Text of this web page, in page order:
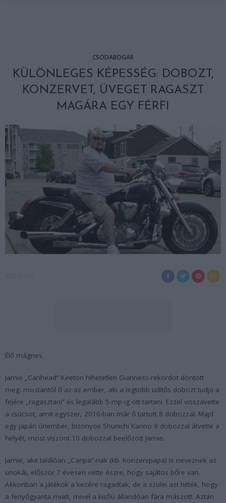
CSODABOGÁR
KÜLÖNLEGES KÉPESSÉG: DOBOZT,
KONZERVET, ÜVEGET RAGASZT
MAGÁRA EGY FÉRFI
Élő mágnes.
Jamie „Canhead” Keeton hihetetlen Guinness-rekordot döntött
meg: mostantól ő az az ember, aki a legtöbb üdítős dobozt tudja a
fejére „ragasztani” és legalább 5 mp-ig ott tartani. Ezzel visszavette
a csúcsot, amit egyszer, 2016-ban már ő tartott 8 dobozzal. Majd
egy japán úriember, bizonyos Shunichi Kanno 9 dobozzal átvette a
helyét, most viszont 10 dobozzal beelőzött Jamie.
Jamie, akit találóan „Canpa”-nak (kb. Konzervpapa) is neveznek az
unokái, először 7 évesen vette észre, hogy sajátos bőre van.
Akkoriban a játékok a kezére ragadtak, de a szülei azt hitték, hogy
a fenyőgyanta miatt, mivel a kisfiú állandóan fára mászott. Aztán